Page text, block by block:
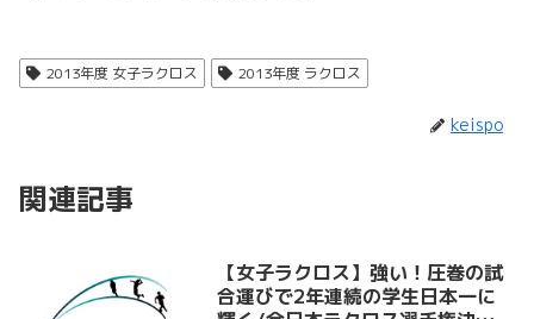
2013年度 女子ラクロス 2013年度 ラクロス
keispo
関連記事
【女子ラクロス】強い！圧巻の試
合運びで2年連続の学生日本一に